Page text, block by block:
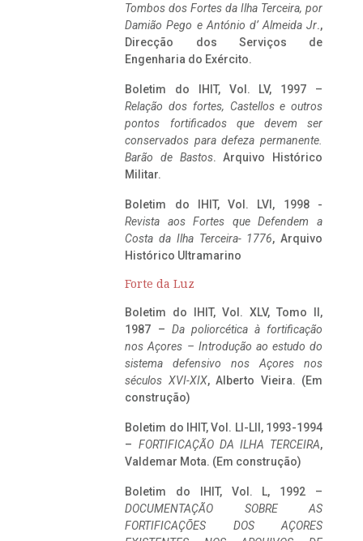
Tombos dos Fortes da Ilha Terceira, por
Damião Pego e António d’ Almeida Jr.,
Direcção dos Serviços de
Engenharia do Exército.
Boletim do IHIT, Vol. LV, 1997 –
Relação dos fortes, Castellos e outros
pontos fortificados que devem ser
conservados para defeza permanente.
Barão de Bastos. Arquivo Histórico
Militar.
Boletim do IHIT, Vol. LVI, 1998 -
Revista aos Fortes que Defendem a
Costa da Ilha Terceira- 1776, Arquivo
Histórico Ultramarino
Forte da Luz
Boletim do IHIT, Vol. XLV, Tomo II,
1987 – Da poliorcética à fortificação
nos Açores – Introdução ao estudo do
sistema defensivo nos Açores nos
séculos XVI-XIX, Alberto Vieira. (Em
construção)
Boletim do IHIT, Vol. LI-LII, 1993-1994
– FORTIFICAÇÃO DA ILHA TERCEIRA,
Valdemar Mota. (Em construção)
Boletim do IHIT, Vol. L, 1992 –
DOCUMENTAÇÃO SOBRE AS
FORTIFICAÇÕES DOS AÇORES